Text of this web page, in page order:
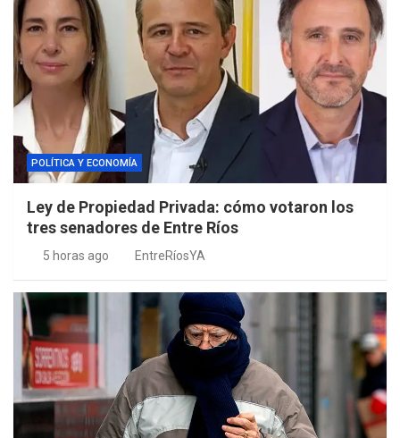
POLÍTICA Y ECONOMÍA
Ley de Propiedad Privada: cómo votaron los
tres senadores de Entre Ríos
5 horas ago EntreRíosYA